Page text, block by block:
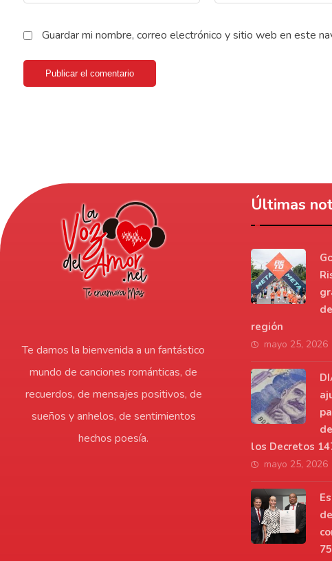
Guardar mi nombre, correo electrónico y sitio web en este
Publicar el comentario
Te damos la bienvenida a un fantástico
mundo de canciones románticas, de
recuerdos, de mensajes positivos, de
sueños y anhelos, de sentimientos
hechos poesía.
Últimas
región
mayo 25, 2026
los Decretos
mayo 25, 2026